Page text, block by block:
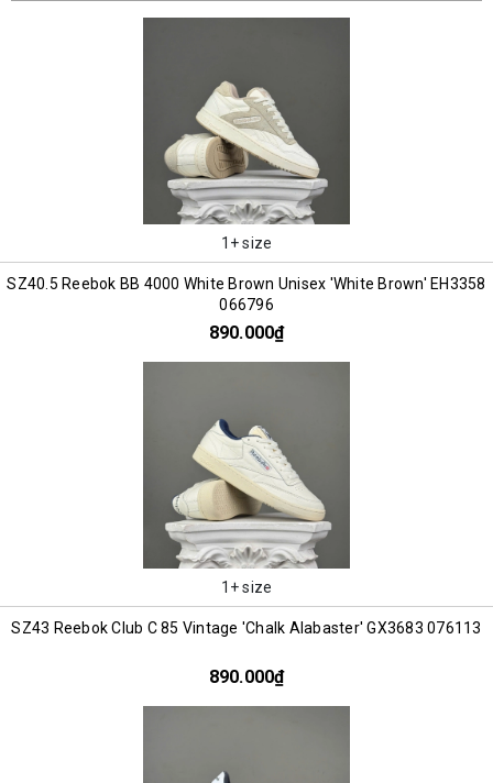
1+ size
SZ40.5 Reebok BB 4000 White Brown Unisex 'White Brown' EH3358
066796
890.000₫
1+ size
SZ43 Reebok Club C 85 Vintage 'Chalk Alabaster' GX3683 076113
890.000₫